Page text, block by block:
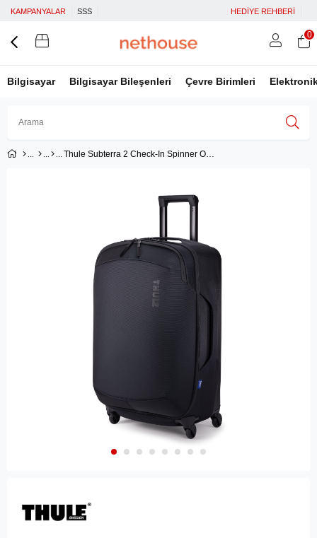
KAMPANYALAR SSS HEDİYE REHBERİ
Bilgisayar Bilgisayar Bileşenleri Çevre Birimleri
Facebook İle Bağlan
0
Thule Subterra 2 Check-In Spinner Orta Boy Valiz, 65L 4 Tekerlekli 68cm,Siyah